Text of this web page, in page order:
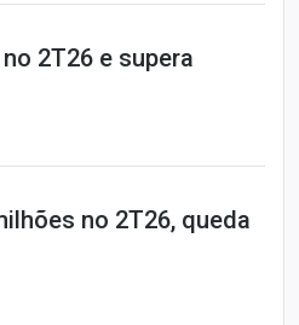
2T26 e supera
no 2T26, queda